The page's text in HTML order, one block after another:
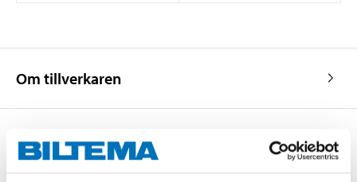
Om tillverkaren
Köp & Hämta